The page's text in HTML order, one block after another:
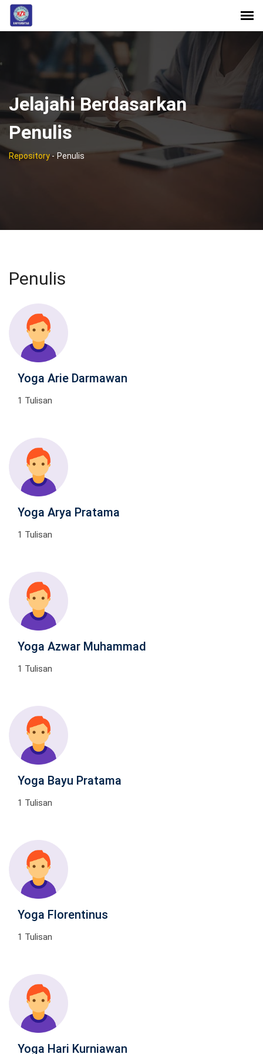
Jelajahi Berdasarkan
Penulis
Repository- Penulis
Penulis
Yoga Arie Darmawan
1 Tulisan
Yoga Arya Pratama
1 Tulisan
Yoga Azwar Muhammad
1 Tulisan
Yoga Bayu Pratama
1 Tulisan
Yoga Florentinus
1 Tulisan
Yoga Hari Kurniawan